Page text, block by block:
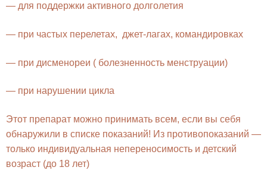
— для поддержки активного долголетия
— при частых перелетах, джет-лагах, командировках
— при дисменореи ( болезненность менструации)
— при нарушении цикла
Этот препарат можно принимать всем, если вы себя
обнаружили в списке показаний! Из противопоказаний —
только индивидуальная непереносимость и детский
возраст (до 18 лет)